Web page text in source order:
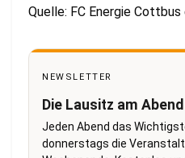
Quelle: FC Energie Cottbus
NEWSLETTER
Die Lausitz am
Jeden Abend das
donnerstags die